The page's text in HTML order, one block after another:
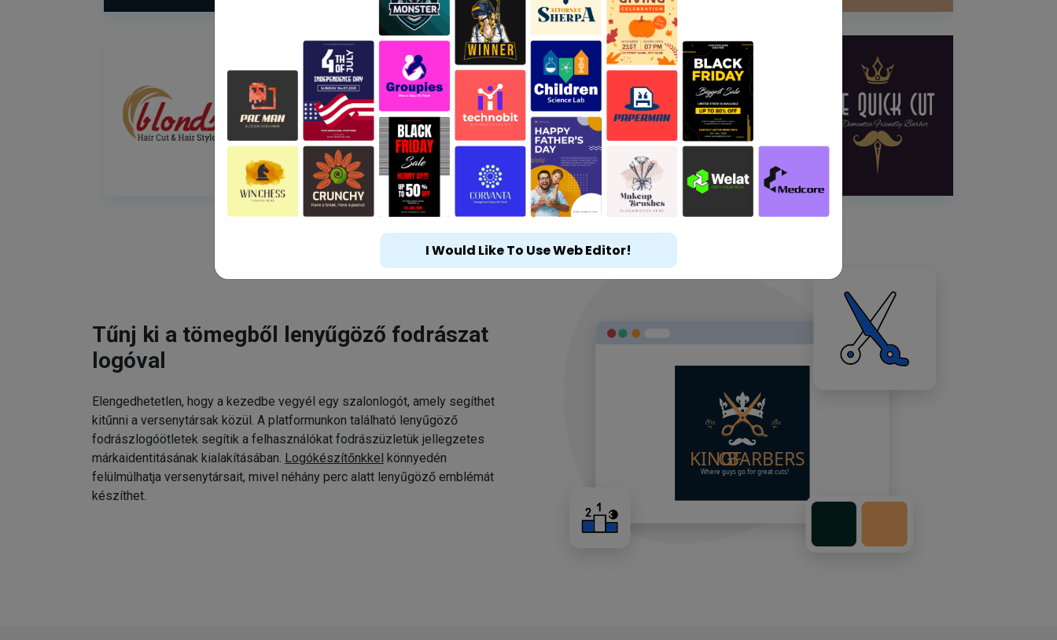
Tűnj ki a tömegből lenyűgöző fodrászat
logóval
Elengedhetetlen, hogy a kezedbe vegyél egy szalonlogót, amely segíthet
kitűnni a versenytársak közül. A platformunkon található lenyűgöző
fodrászlogóötletek segítik a felhasználókat fodrászüzletük jellegzetes
márkaidentitásának kialakításában. Logókészítőnkkel könnyedén
felülmúlhatja versenytársait, mivel néhány perc alatt lenyűgöző emblémát
készíthet.
I Would Like To Use Web Editor!